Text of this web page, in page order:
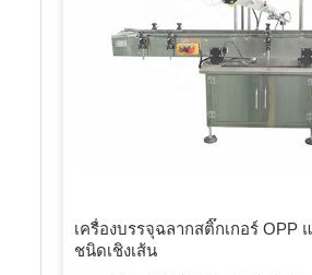
เครื่องบรรจุฉลากสติ๊กเกอร์ OPP
ชนิดเชิงเส้น